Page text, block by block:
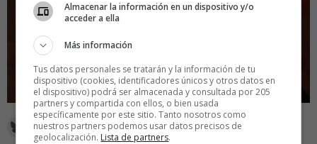
Almacenar la información en un dispositivo y/o
acceder a ella
Más información
Tus datos personales se tratarán y la información de tu
dispositivo (cookies, identificadores únicos y otros datos en
el dispositivo) podrá ser almacenada y consultada por 205
partners y compartida con ellos, o bien usada
específicamente por este sitio. Tanto nosotros como
nuestros partners podemos usar datos precisos de
geolocalización. Lista de partners.